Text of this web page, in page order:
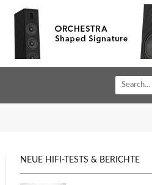
NEUE HIFI-TESTS & BERICHTE